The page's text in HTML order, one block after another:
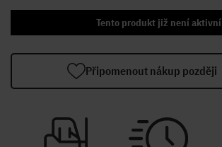
Tento produkt již není aktivní
Připomenout nákup později